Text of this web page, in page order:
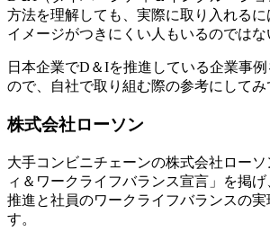
方法を理解しても、実際に取り入れる
イメージがつきにくい人もいるのではな
日本企業でD＆Iを推進している企業事
ので、自社で取り組む際の参考にしてみ
株式会社ローソン
大手コンビニチェーンの株式会社ロー
ィ＆ワークライフバランス宣言」を掲
推進と社員のワークライフバランスの実
す。